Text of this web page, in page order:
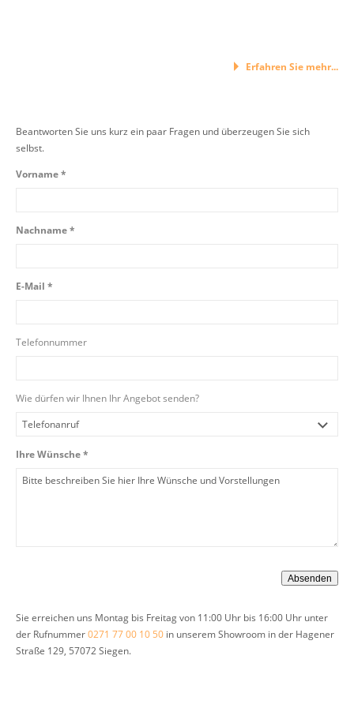
Erfahren Sie mehr...
Beantworten Sie uns kurz ein paar Fragen und überzeugen Sie sich
selbst.
Vorname *
Nachname *
E-Mail *
Telefonnummer
Wie dürfen wir Ihnen Ihr Angebot senden?
Ihre Wünsche *
Sie erreichen uns Montag bis Freitag von 11:00 Uhr bis 16:00 Uhr unter
der Rufnummer0271 77 00 10 50 in unserem Showroom in der Hagener
Straße 129, 57072 Siegen.